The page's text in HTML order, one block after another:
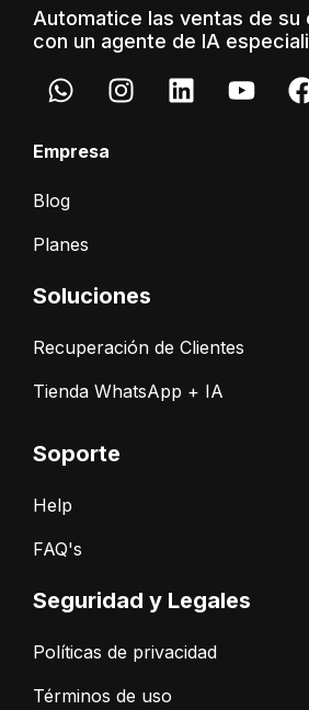
Automatice las ventas de su
con un agente de IA
Empresa
Blog
Planes
Soluciones
Recuperación de Clientes
Tienda WhatsApp + IA
Soporte
Help
FAQ's
Seguridad y Legales
Políticas de privacidad
Términos de uso